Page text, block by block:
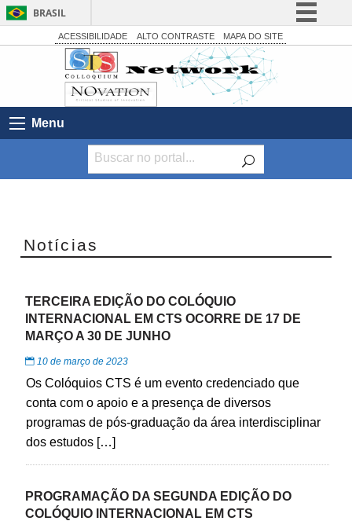
BRASIL
Simplifique!
Comunica BR
Participe
Legislação
Canais
ACESSIBILIDADE ALTO CONTRASTE MAPA DO SITE
Menu
Notícias
TERCEIRA EDIÇÃO DO COLÓQUIO
INTERNACIONAL EM CTS OCORRE DE 17 DE
MARÇO A 30 DE JUNHO
10 de março de 2023
Os Colóquios CTS é um evento credenciado que
conta com o apoio e a presença de diversos
programas de pós-graduação da área interdisciplinar
dos estudos […]
PROGRAMAÇÃO DA SEGUNDA EDIÇÃO DO
COLÓQUIO INTERNACIONAL EM CTS